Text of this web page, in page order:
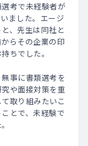
考で未経験者が
ました。エージ
、先生は同社と
らその企業の印
ちでした。
事に書類選考を
や面接対策を重
取り組みたいこ
とで、未経験で